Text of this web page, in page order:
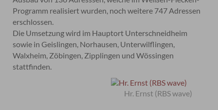
Programm realisiert wurden, noch weitere 747 Adressen
erschlossen.
Die Umsetzung wird im Hauptort Unterschneidheim
sowie in Geislingen, Norhausen, Unterwilflingen,
Walxheim, Zöbingen, Zipplingen und Wössingen
stattfinden.
Hr. Ernst (RBS wave)